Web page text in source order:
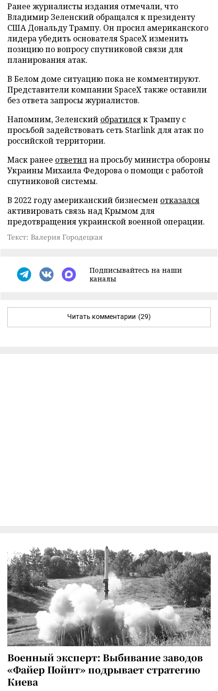
Ранее журналисты издания отмечали, что
Владимир Зеленский обращался к президенту
США Дональду Трампу. Он просил американского
лидера убедить основателя SpaceX изменить
позицию по вопросу спутниковой связи для
планирования атак.
В Белом доме ситуацию пока не комментируют.
Представители компании SpaceX также оставили
без ответа запросы журналистов.
Напомним, Зеленский обратилсяк Трампу с
просьбой задействовать сеть Starlink для атак по
российской территории.
Маск ранее ответилна просьбу министра обороны
Украины Михаила Федорова о помощи с работой
спутниковой системы.
В 2022 году американский бизнесмен отказался
активировать связь над Крымом для
предотвращения украинской военной операции.
Текст: Валерия Городецкая
Подписывайтесь на наши
каналы
Читать комментарии (29)
Военный эксперт: Выбивание заводов
«Файер Пойнт» подрывает стратегию
Киева